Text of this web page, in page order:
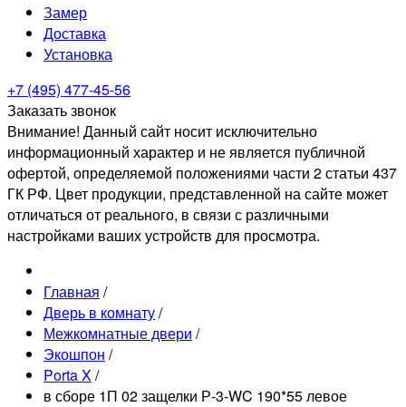
Замер
Доставка
Установка
+7 (495) 477-45-56
Заказать звонок
Внимание! Данный сайт носит исключительно
информационный характер и не является публичной
офертой, определяемой положениями части 2 статьи 437
ГК РФ. Цвет продукции, представленной на сайте может
отличаться от реального, в связи с различными
настройками ваших устройств для просмотра.
Главная /
Дверь в комнату/
Межкомнатные двери /
Экошпон /
Porta X/
в сборе 1П 02 защелки Р-3-WC 190*55 левое